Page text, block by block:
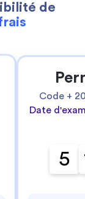
de
Code +
Date
5